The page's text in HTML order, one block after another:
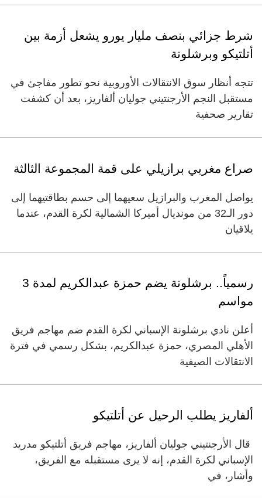
شرط جزائي بنصف مليار يورو يشعل أزمة بين
أتلتيكو وبرشلونة
تتجه أنظار سوق الانتقالات الأوروبية نحو تطور مفاجئ في
مستقبل النجم الأرجنتيني جوليان ألفاريز، بعد أن كشفت
تقارير صحفية
صراع مغربي برازيلي على قمة المجموعة الثالثة
يواصل المغرب والبرازيل سعيهما إلى حسم بطاقتيهما إلى
دور الـ32 من مونديال أميركا الشمالية لكرة القدم، عندما
يلاقيان
رسمياً.. برشلونة يضم حمزة عبدالكريم لمدة 3
مواسم
أعلن نادي برشلونة الإسباني لكرة القدم ضم مهاجم فريق
الأهلي المصري، حمزة عبدالكريم، بشكل رسمي في فترة
الانتقالات الصيفية
ألفاريز يطلب الرحيل عن أتلتيكو
قال الأرجنتيني جوليان ألفاريز، مهاجم فريق أتلتيكو مدريد
الإسباني لكرة القدم، إنه لا يرى مستقبله مع الفريق،
وأشار، في